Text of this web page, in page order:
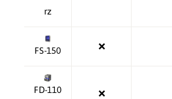
rz
FS-150 ❌
FD-110
❌